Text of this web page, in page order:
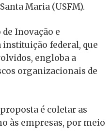
Maria (USFM).
Inovação e
federal, que
engloba a
organizacionais de
é coletar as
às empresas, por meio